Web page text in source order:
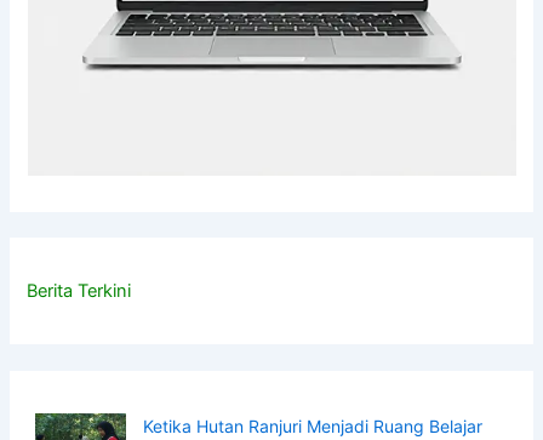
Berita Terkini
Ketika Hutan Ranjuri Menjadi Ruang Belajar